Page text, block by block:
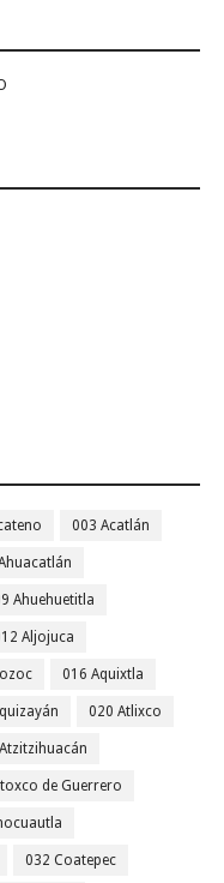
003 Acatlán
Ahuehuetitla
Aljojuca
016 Aquixtla
020 Atlixco
de Guerrero
032 Coatepec